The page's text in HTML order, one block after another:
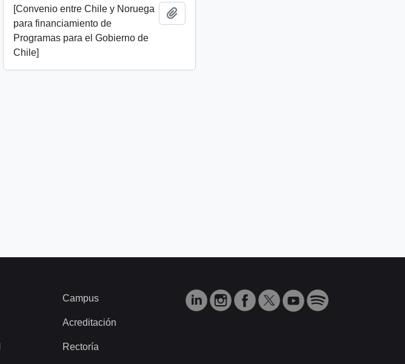
[Convenio entre Chile y Noruega
para financiamiento de
Programas para el Gobierno de
Chile]
Añadir al portapapeles
Campus
Acreditación
Rectoría